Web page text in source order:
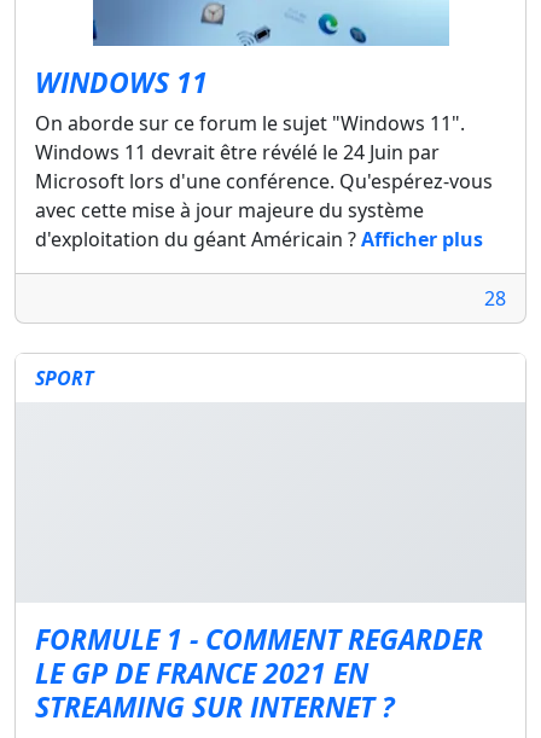
WINDOWS 11
On aborde sur ce forum le sujet "Windows 11".
Windows 11 devrait être révélé le 24 Juin par
Microsoft lors d'une conférence. Qu'espérez-vous
avec cette mise à jour majeure du système
d'exploitation du géant Américain ?Afficher plus
28
SPORT
FORMULE 1 - COMMENT REGARDER
LE GP DE FRANCE 2021 EN
STREAMING SUR INTERNET ?